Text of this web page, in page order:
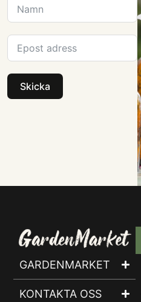
Skicka
GARDENMARKET
KONTAKTA OSS